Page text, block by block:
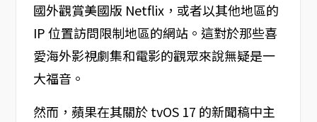
國外觀賞美國版 Netflix，或者以其他地區的
IP 位置訪問限制地區的網站。這對於那些喜
愛海外影視劇集和電影的觀眾來說無疑是一
大福音。
然而，蘋果在其關於 tvOS 17 的新聞稿中主